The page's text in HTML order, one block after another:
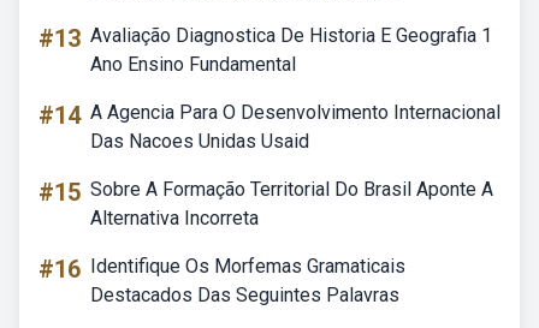
#13 Avaliação Diagnostica De Historia E Geografia 1
Ano Ensino Fundamental
#14 A Agencia Para O Desenvolvimento Internacional
Das Nacoes Unidas Usaid
#15 Sobre A Formação Territorial Do Brasil Aponte A
Alternativa Incorreta
#16 Identifique Os Morfemas Gramaticais
Destacados Das Seguintes Palavras